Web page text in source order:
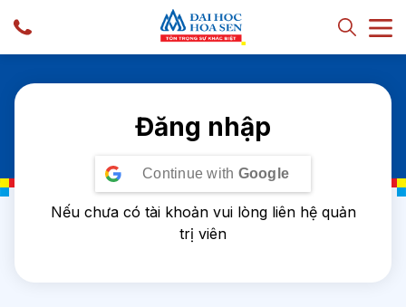
Đăng nhập
Continue with Google
Nếu chưa có tài khoản vui lòng liên hệ quản
trị viên